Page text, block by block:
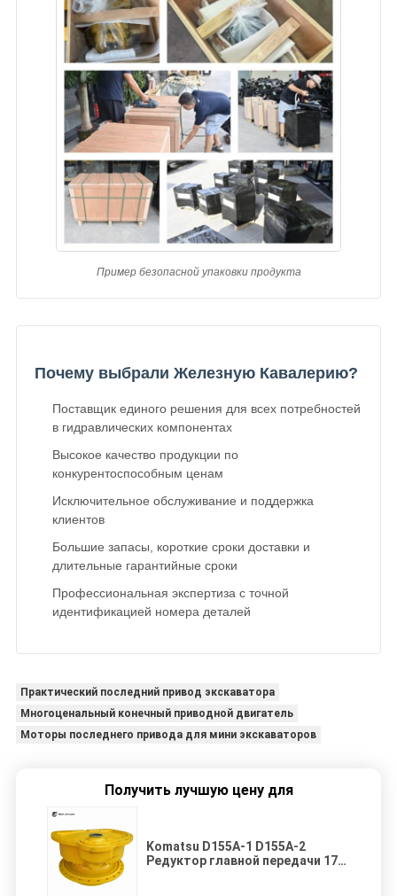
Пример безопасной упаковки продукта
Почему выбрали Железную Кавалерию?
Поставщик единого решения для всех потребностей
в гидравлических компонентах
Высокое качество продукции по
конкурентоспособным ценам
Исключительное обслуживание и поддержка
клиентов
Большие запасы, короткие сроки доставки и
длительные гарантийные сроки
Профессиональная экспертиза с точной
идентификацией номера деталей
Практический последний привод экскаватора
Многоценальный конечный приводной двигатель
Моторы последнего привода для мини экскаваторов
Получить лучшую цену для
Komatsu D155A-1 D155A-2
Редуктор главной передачи 175-